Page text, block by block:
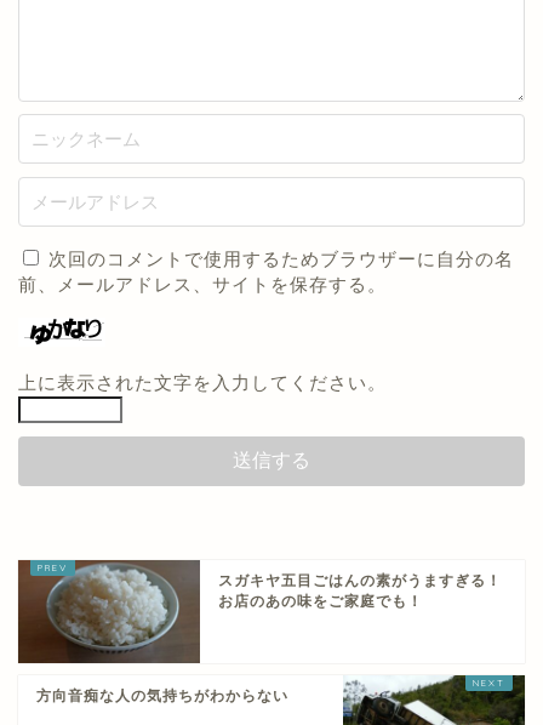
次回のコメントで使用するためブラウザーに自分の名
前、メールアドレス、サイトを保存する。
上に表示された文字を入力してください。
スガキヤ五目ごはんの素がうますぎる！
お店のあの味をご家庭でも！
方向音痴な人の気持ちがわからない